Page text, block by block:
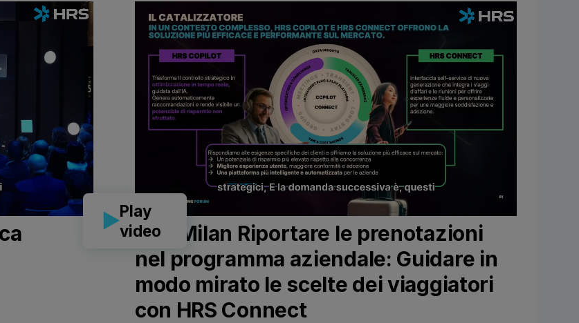
Play
video
CLF Milan Riportare le prenotazioni
nel programma aziendale: Guidare in
modo mirato le scelte dei viaggiatori
con HRS Connect